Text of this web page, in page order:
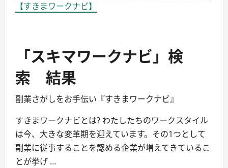
【すきまワークナビ】
「スキマワークナビ」検
索 結果
副業さがしをお手伝い『すきまワークナビ』
すきまワークナビとは? わたしたちのワークスタイル
は今、大きな変革期を迎えています。その1つとして
副業に従事することを認める企業が増えてきているこ
とが挙げ …